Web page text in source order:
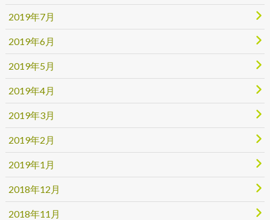
2019年7月
2019年6月
2019年5月
2019年4月
2019年3月
2019年2月
2019年1月
2018年12月
2018年11月